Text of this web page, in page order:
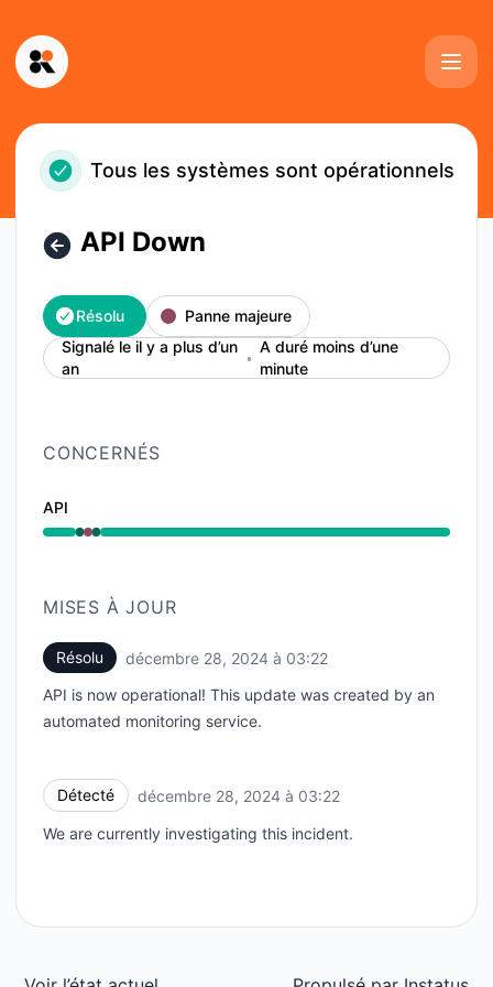
Tous les systèmes sont opérationnels
API Down
Résolu
Panne majeure
Signalé le il y a plus d’un
an
A duré moins d’une
minute
CONCERNÉS
API
Opérationnel depuis 3:22 AM à 3:22 AM, Panne
MISES À JOUR
Résolu décembre 28, 2024 à 03:22
API is now operational! This update was created by an
automated monitoring service.
Détecté décembre 28, 2024 à 03:22
We are currently investigating this incident.